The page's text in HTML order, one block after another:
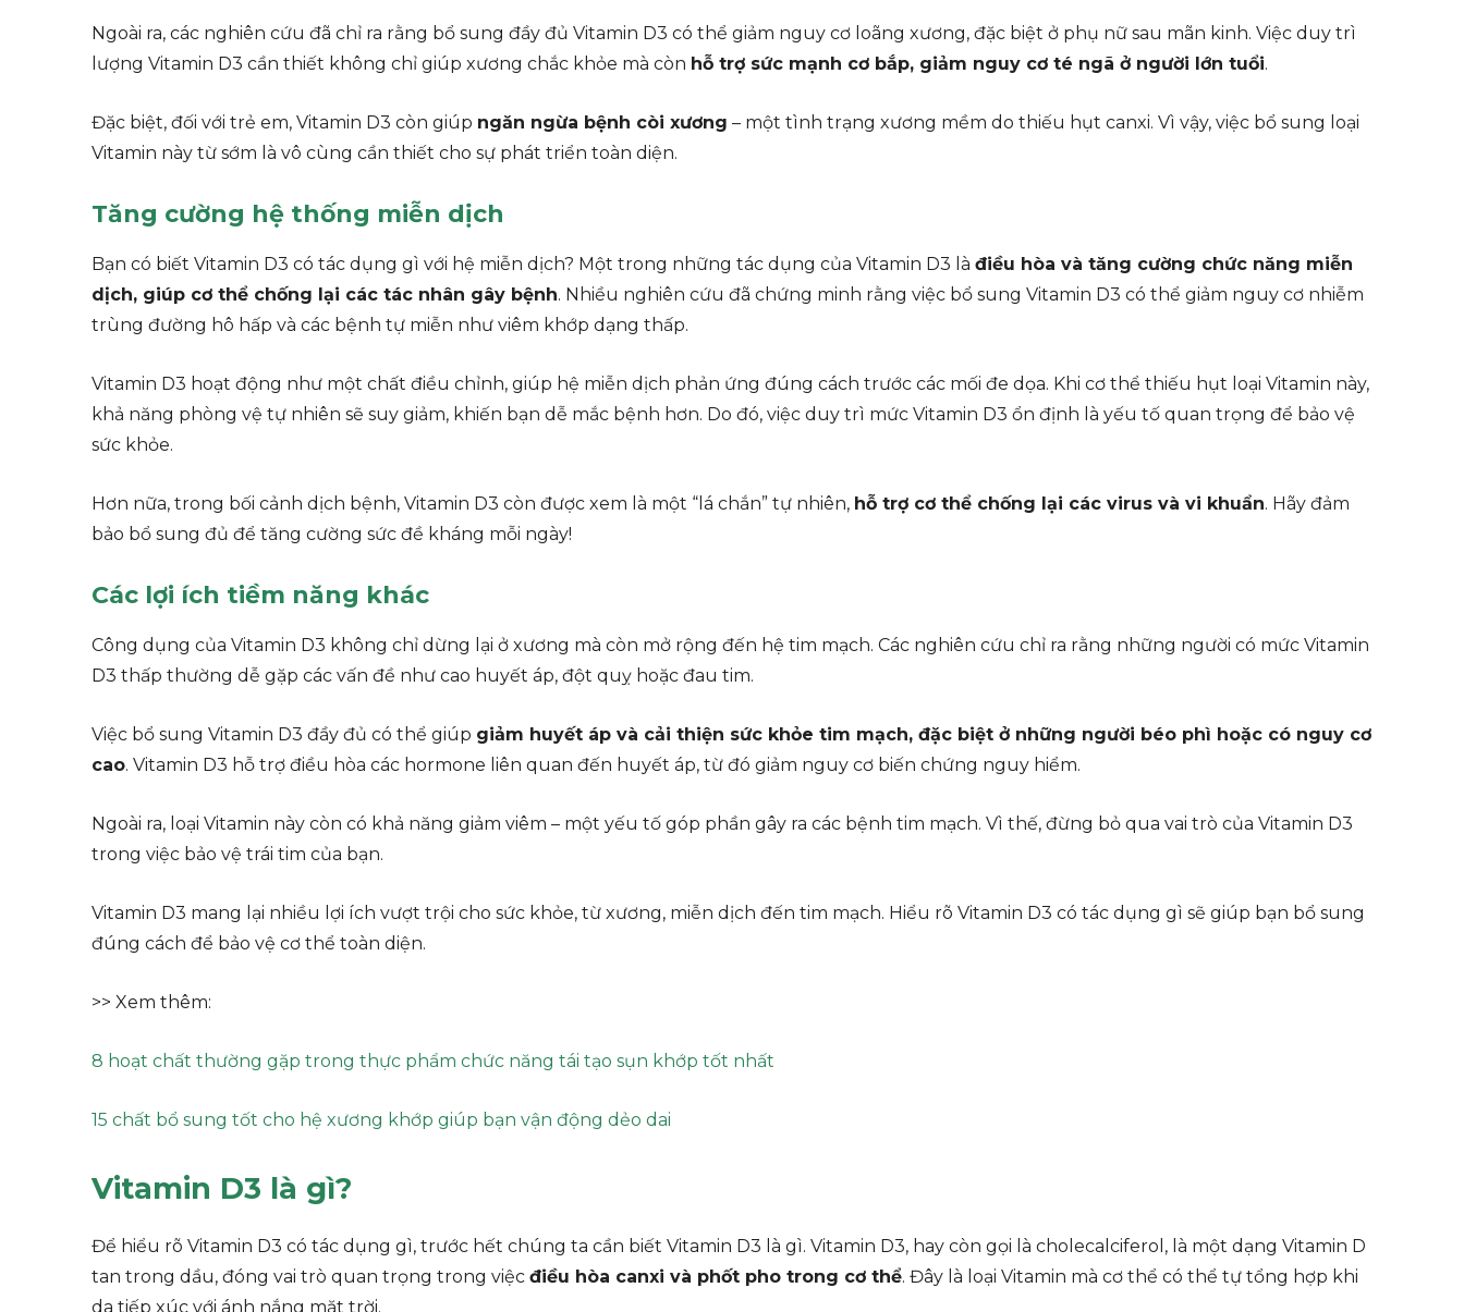
Ngoài ra, các nghiên cứu đã chỉ ra rằng bổ sung đầy đủ Vitamin D3 có thể giảm nguy cơ loãng xương, đặc biệt ở phụ nữ sau mãn kinh. Việc duy trì
lượng Vitamin D3 cần thiết không chỉ giúp xương chắc khỏe mà còn hỗ trợ sức mạnh cơ bắp, giảm nguy cơ té ngã ở người lớn tuổi.
Đặc biệt, đối với trẻ em, Vitamin D3 còn giúp ngăn ngừa bệnh còi xương – một tình trạng xương mềm do thiếu hụt canxi. Vì vậy, việc bổ sung loại
Vitamin này từ sớm là vô cùng cần thiết cho sự phát triển toàn diện.
Tăng cường hệ thống miễn dịch
Bạn có biết Vitamin D3 có tác dụng gì với hệ miễn dịch? Một trong những tác dụng của Vitamin D3 là điều hòa và tăng cường chức năng miễn
dịch, giúp cơ thể chống lại các tác nhân gây bệnh. Nhiều nghiên cứu đã chứng minh rằng việc bổ sung Vitamin D3 có thể giảm nguy cơ nhiễm
trùng đường hô hấp và các bệnh tự miễn như viêm khớp dạng thấp.
Vitamin D3 hoạt động như một chất điều chỉnh, giúp hệ miễn dịch phản ứng đúng cách trước các mối đe dọa. Khi cơ thể thiếu hụt loại Vitamin này,
khả năng phòng vệ tự nhiên sẽ suy giảm, khiến bạn dễ mắc bệnh hơn. Do đó, việc duy trì mức Vitamin D3 ổn định là yếu tố quan trọng để bảo vệ
sức khỏe.
Hơn nữa, trong bối cảnh dịch bệnh, Vitamin D3 còn được xem là một “lá chắn” tự nhiên, hỗ trợ cơ thể chống lại các virus và vi khuẩn. Hãy đảm
bảo bổ sung đủ để tăng cường sức đề kháng mỗi ngày!
Các lợi ích tiềm năng khác
Công dụng của Vitamin D3 không chỉ dừng lại ở xương mà còn mở rộng đến hệ tim mạch. Các nghiên cứu chỉ ra rằng những người có mức Vitamin
D3 thấp thường dễ gặp các vấn đề như cao huyết áp, đột quỵ hoặc đau tim.
Việc bổ sung Vitamin D3 đầy đủ có thể giúp giảm huyết áp và cải thiện sức khỏe tim mạch, đặc biệt ở những người béo phì hoặc có nguy cơ
cao. Vitamin D3 hỗ trợ điều hòa các hormone liên quan đến huyết áp, từ đó giảm nguy cơ biến chứng nguy hiểm.
Ngoài ra, loại Vitamin này còn có khả năng giảm viêm – một yếu tố góp phần gây ra các bệnh tim mạch. Vì thế, đừng bỏ qua vai trò của Vitamin D3
trong việc bảo vệ trái tim của bạn.
Vitamin D3 mang lại nhiều lợi ích vượt trội cho sức khỏe, từ xương, miễn dịch đến tim mạch. Hiểu rõ Vitamin D3 có tác dụng gì sẽ giúp bạn bổ sung
đúng cách để bảo vệ cơ thể toàn diện.
>> Xem thêm:
8 hoạt chất thường gặp trong thực phẩm chức năng tái tạo sụn khớp tốt nhất
15 chất bổ sung tốt cho hệ xương khớp giúp bạn vận động dẻo dai
Vitamin D3 là gì?
Để hiểu rõ Vitamin D3 có tác dụng gì, trước hết chúng ta cần biết Vitamin D3 là gì. Vitamin D3, hay còn gọi là cholecalciferol, là một dạng Vitamin D
tan trong dầu, đóng vai trò quan trọng trong việc điều hòa canxi và phốt pho trong cơ thể. Đây là loại Vitamin mà cơ thể có thể tự tổng hợp khi
da tiếp xúc với ánh nắng mặt trời.